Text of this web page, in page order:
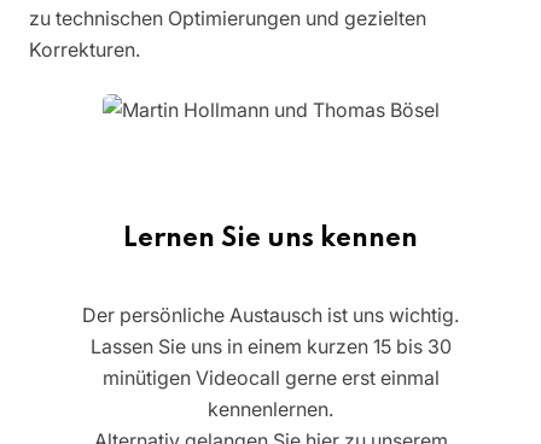
zu technischen Optimierungen und gezielten
Korrekturen.
Lernen Sie uns kennen
Der persönliche Austausch ist uns wichtig.
Lassen Sie uns in einem kurzen 15 bis 30
minütigen Videocall gerne erst einmal
kennenlernen.